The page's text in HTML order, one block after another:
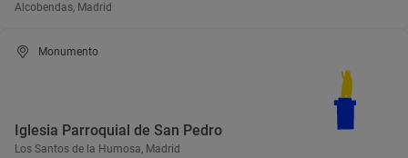
Alcobendas, Madrid
Monumento
Iglesia Parroquial de San Pedro
Los Santos de la Humosa, Madrid